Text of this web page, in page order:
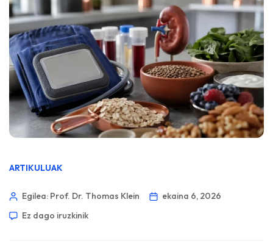
ARTIKULUAK
Egilea: Prof. Dr. Thomas Klein
ekaina 6, 2026
Ez dago iruzkinik